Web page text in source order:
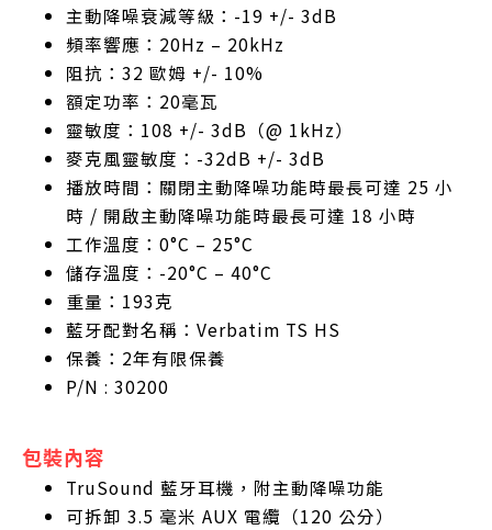
主動降噪衰減等級：-19 +/- 3dB
頻率響應：20Hz – 20kHz
阻抗：32 歐姆 +/- 10%
額定功率：20毫瓦
靈敏度：108 +/- 3dB（@ 1kHz）
麥克風靈敏度：-32dB +/- 3dB
播放時間：關閉主動降噪功能時最長可達 25 小
時 / 開啟主動降噪功能時最長可達 18 小時
工作溫度：0°C – 25°C
儲存溫度：-20°C – 40°C
重量：193克
藍牙配對名稱：Verbatim TS HS
保養：2年有限保養
P/N : 30200
包裝內容
TruSound 藍牙耳機，附主動降噪功能
可拆卸 3.5 毫米 AUX 電纜（120 公分）